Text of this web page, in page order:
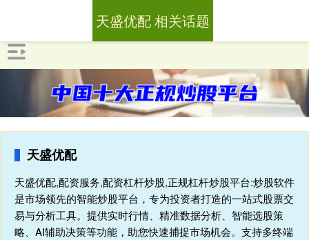
天盛优配
天盛优配,配资服务,配资杠杆炒股,正规杠杆炒股平台:炒股软件
是市场领先的智能炒股平台，专为投资者打造的一站式股票交
易与分析工具。提供实时行情、精准数据分析、智能选股策
略、AI辅助决策等功能，助您快速捕捉市场机会。支持多终端
天盛优配 相关话题